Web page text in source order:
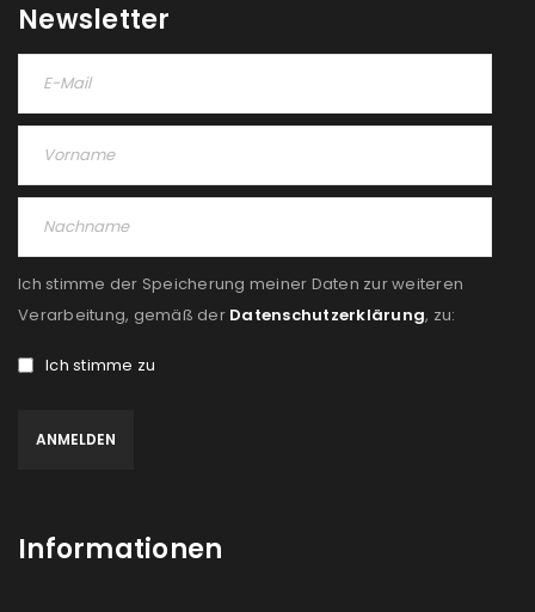
Newsletter
Ich stimme der Speicherung meiner Daten zur weiteren
Verarbeitung, gemäß der Datenschutzerklärung, zu:
Ich stimme zu
Informationen